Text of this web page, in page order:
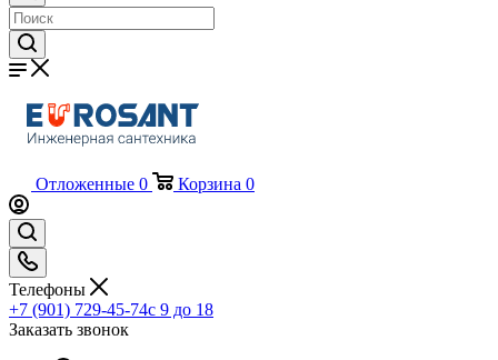
Отложенные 0 Корзина 0
Телефоны
+7 (901) 729-45-74c 9 до 18
Заказать звонок